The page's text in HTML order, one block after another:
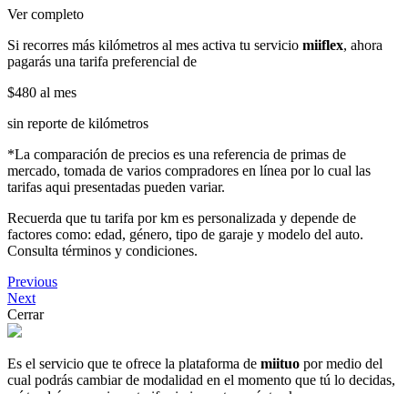
Ver completo
Si recorres más kilómetros al mes activa tu servicio miiflex, ahora
pagarás una tarifa preferencial de
$480 al mes
sin reporte de kilómetros
*La comparación de precios es una referencia de primas de
mercado, tomada de varios compradores en línea por lo cual las
tarifas aqui presentadas pueden variar.
Recuerda que tu tarifa por km es personalizada y depende de
factores como: edad, género, tipo de garaje y modelo del auto.
Consulta términos y condiciones.
Previous
Next
Cerrar
Es el servicio que te ofrece la plataforma de miituo por medio del
cual podrás cambiar de modalidad en el momento que tú lo decidas,